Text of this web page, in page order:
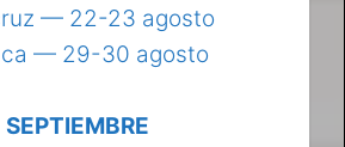
— 22-23 agosto
— 29-30 agosto
SEPTIEMBRE